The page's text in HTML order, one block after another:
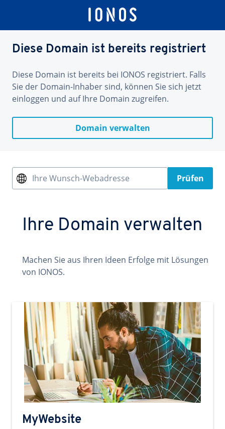
Diese Domain ist bereits registriert
Diese Domain ist bereits bei IONOS registriert. Falls
Sie der Domain-Inhaber sind, können Sie sich jetzt
einloggen und auf Ihre Domain zugreifen.
Domain verwalten
Ihre Wunsch-Webadresse Prüfen
Ihre Domain verwalten
Machen Sie aus Ihren Ideen Erfolge mit Lösungen
von IONOS.
MyWebsite